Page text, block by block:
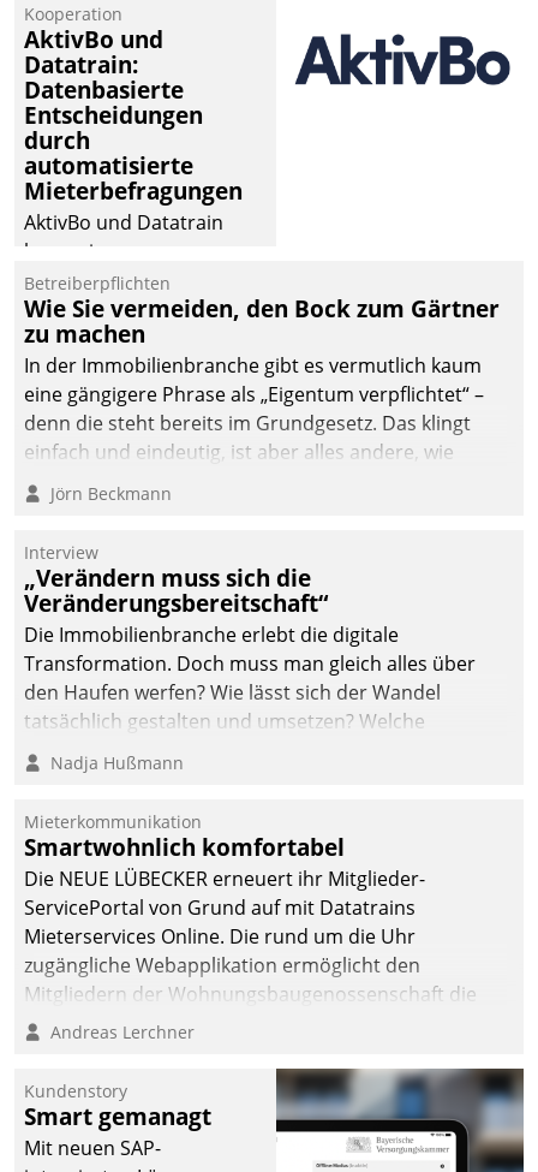
operativen
Instandhaltung in die
SAP-Systemlandschaft
deutscher
Wohnungsunternehmen
– und beschleunigt damit
den Weg vom
Mieteranliegen zum
Kooperation
AktivBo und
Datatrain:
Datenbasierte
Entscheidungen
durch
automatisierte
Mieterbefragungen
AktivBo und Datatrain
kooperieren –
Immobilienunternehmen
profitieren: Die nahtlose
Integration der Lösungen
von AktivBo und
Datatrain ermöglicht
automatisiert ausgelöste,
zielgerichtete
Mieterbefragungen – eine
starke Grundlage für
intelligente,
datengestützte
Entscheidungen.
Betreiberpflichten
Wie Sie vermeiden, den Bock zum Gärtner
zu machen
In der Immobilienbranche gibt es vermutlich kaum
eine gängigere Phrase als „Eigentum verpflichtet“ –
denn die steht bereits im Grundgesetz. Das klingt
einfach und eindeutig, ist aber alles andere, wie
Branchenbeschäftigte wissen. Denn mit der
Verantwortung folgen Verpflichtungen.
Jörn Beckmann
Interview
„Verändern muss sich die
Veränderungsbereitschaft“
Die Immobilienbranche erlebt die digitale
Transformation. Doch muss man gleich alles über
den Haufen werfen? Wie lässt sich der Wandel
tatsächlich gestalten und umsetzen? Welche
Argumente zählen wirklich?
Nadja Hußmann
Mieterkommunikation
Smartwohnlich komfortabel
Die NEUE LÜBECKER erneuert ihr Mitglieder-
ServicePortal von Grund auf mit Datatrains
Mieterservices Online. Die rund um die Uhr
zugängliche Webapplikation ermöglicht den
Mitgliedern der Wohnungs­bau­genossenschaft die
Kontaktaufnahme per Smartphone, Tablet oder PC.
Andreas Lerchner
Kundenstory
Smart gemanagt
Mit neuen SAP-